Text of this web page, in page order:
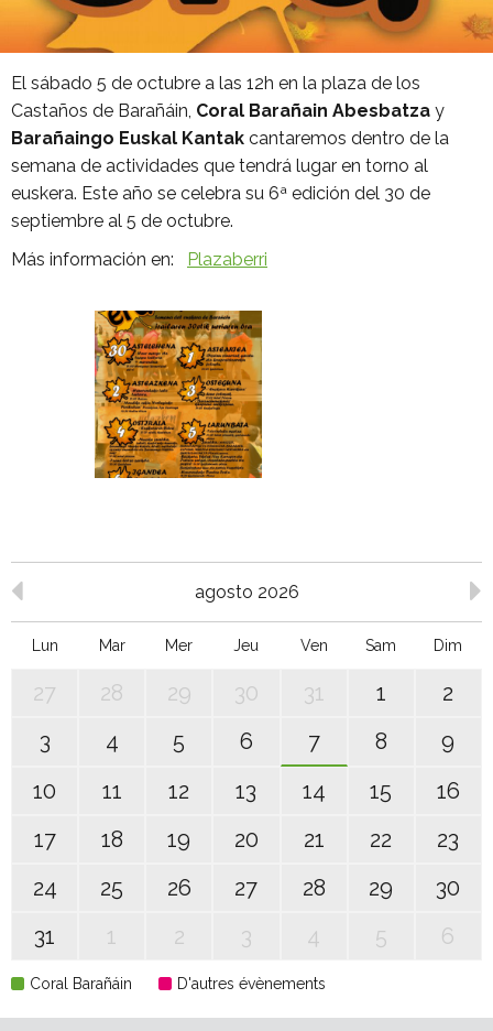
El sábado 5 de octubre a las 12h en la plaza de los
Castaños de Barañáin, Coral Barañain Abesbatza y
Barañaingo Euskal Kantak cantaremos dentro de la
semana de actividades que tendrá lugar en torno al
euskera. Este año se celebra su 6ª edición del 30 de
septiembre al 5 de octubre.
Más información en:
Plazaberri
agosto 2026
Lun Mar Mer Jeu Ven Sam Dim
27 28 29 30 31 1
2
3
4 5 6 7 8
9
10
11 12 13 14 15
16
17
18 19 20 21 22
23
24
25 26 27 28 29
30
31
1 2 3 4 5 6
Coral Barañáin D'autres évènements